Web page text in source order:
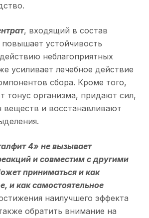
, входящий в состав
повышает устойчивость
неблагоприятных
усиливает лечебное действие
сбора. Кроме того,
тонус организма, придают сил,
и восстанавливают
4» не вызывает
и совместим с другими
приниматься и как
и как самостоятельное
наилучшего эффекта
обратить внимание на